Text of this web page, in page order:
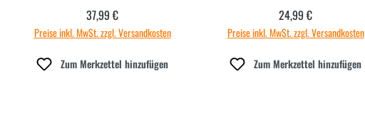
Regulärer Preis:
37,99 €
Preise inkl. MwSt. zzgl. Versandkosten
Zum Merkzettel hinzufügen
Regulärer Preis:
24,99 €
Preise inkl. MwSt. zzgl. Versandkosten
Zum Merkzettel hinzufügen